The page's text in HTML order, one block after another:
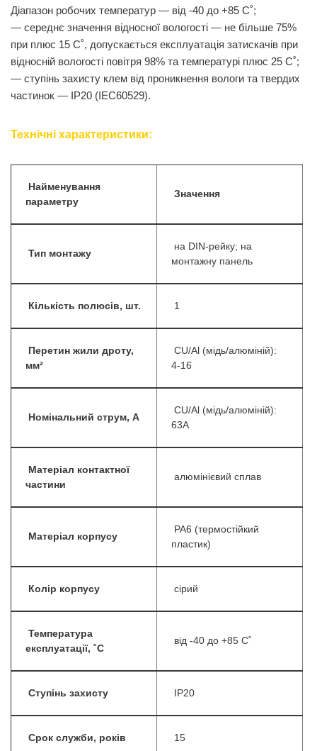
Діапазон робочих температур — від -40 до +85 С˚;
— середнє значення відносної вологості — не більше 75%
при плюс 15 С˚, допускається експлуатація затискачів при
відносній вологості повітря 98% та температурі плюс 25 С˚;
— ступінь захисту клем від проникнення вологи та твердих
частинок — ІР20 (ІЕС60529).
Технічні характеристики:
Найменування
параметру
Значення
Тип монтажу
на DIN-рейку; на
монтажну панель
Кількість полюсів, шт. 1
Перетин жили дроту,
мм²
CU/Al (мідь/алюміній):
4-16
Номінальний струм, А
CU/Al (мідь/алюміній):
63А
Матеріал контактної
частини
алюмінієвий сплав
Матеріал корпусу
PA6 (термостійкий
пластик)
Колір корпусу сірий
Температура
експлуатації, ˚С
від -40 до +85 С˚
Ступінь захисту IP20
Срок служби, років 15